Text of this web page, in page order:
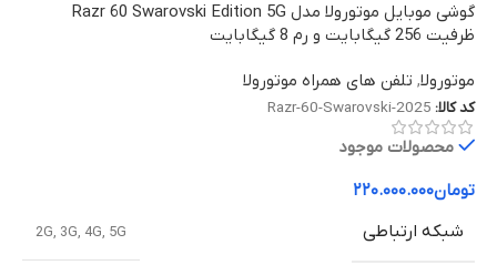
گوشی موبایل موتورولا مدل Razr 60 Swarovski Edition 5G
ظرفیت 256 گیگابایت و رم 8 گیگابایت
موتورولا, تلفن های همراه موتورولا
کد کالا: Razr-60-Swarovski-2025
محصولات موجود
تومان۲۲۰.۰۰۰.۰۰۰
شبکه ارتباطی
2G, 3G, 4G, 5G